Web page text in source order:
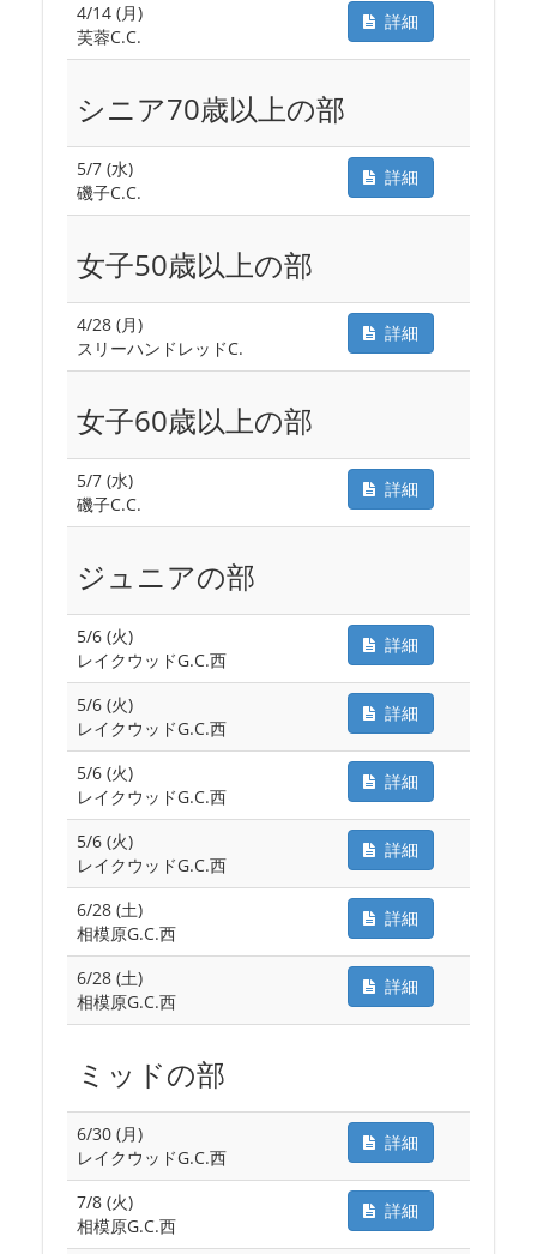
4/14 (月)
芙蓉C.C.
詳細
シニア70歳以上の部
5/7 (水)
磯子C.C.
詳細
女子50歳以上の部
4/28 (月)
スリーハンドレッドC.
詳細
女子60歳以上の部
5/7 (水)
磯子C.C.
詳細
ジュニアの部
5/6 (火)
レイクウッドG.C.西
詳細
5/6 (火)
レイクウッドG.C.西
詳細
5/6 (火)
レイクウッドG.C.西
詳細
5/6 (火)
レイクウッドG.C.西
詳細
6/28 (土)
相模原G.C.西
詳細
6/28 (土)
相模原G.C.西
詳細
ミッドの部
6/30 (月)
レイクウッドG.C.西
詳細
7/8 (火)
相模原G.C.西
詳細